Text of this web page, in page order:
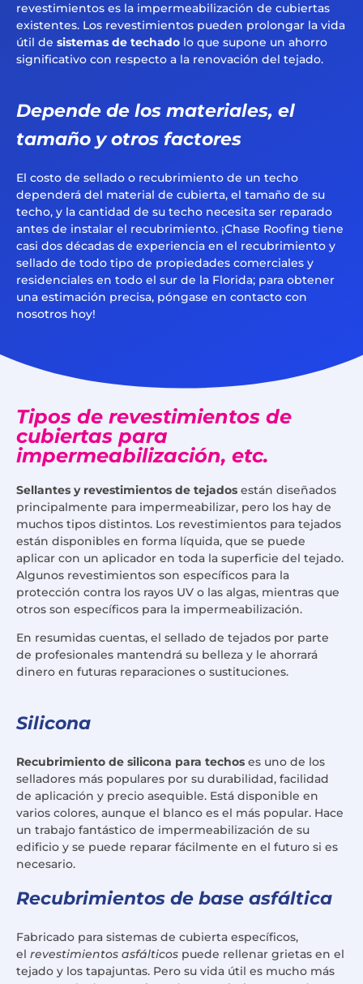
revestimientos es la impermeabilización de cubiertas
existentes. Los revestimientos pueden prolongar la vida
útil de sistemas de techado lo que supone un ahorro
significativo con respecto a la renovación del tejado.
Depende de los materiales, el
tamaño y otros factores
El costo de sellado o recubrimiento de un techo
dependerá del material de cubierta, el tamaño de su
techo, y la cantidad de su techo necesita ser reparado
antes de instalar el recubrimiento. ¡Chase Roofing tiene
casi dos décadas de experiencia en el recubrimiento y
sellado de todo tipo de propiedades comerciales y
residenciales en todo el sur de la Florida; para obtener
una estimación precisa, póngase en contacto con
nosotros hoy!
Tipos de revestimientos de
cubiertas para
impermeabilización, etc.
Sellantes y revestimientos de tejados están diseñados
principalmente para impermeabilizar, pero los hay de
muchos tipos distintos. Los revestimientos para tejados
están disponibles en forma líquida, que se puede
aplicar con un aplicador en toda la superficie del tejado.
Algunos revestimientos son específicos para la
protección contra los rayos UV o las algas, mientras que
otros son específicos para la impermeabilización.
En resumidas cuentas, el sellado de tejados por parte
de profesionales mantendrá su belleza y le ahorrará
dinero en futuras reparaciones o sustituciones.
Silicona
Recubrimiento de silicona para techos es uno de los
selladores más populares por su durabilidad, facilidad
de aplicación y precio asequible. Está disponible en
varios colores, aunque el blanco es el más popular. Hace
un trabajo fantástico de impermeabilización de su
edificio y se puede reparar fácilmente en el futuro si es
necesario.
Recubrimientos de base asfáltica
Fabricado para sistemas de cubierta específicos,
el revestimientos asfálticos puede rellenar grietas en el
tejado y los tapajuntas. Pero su vida útil es mucho más